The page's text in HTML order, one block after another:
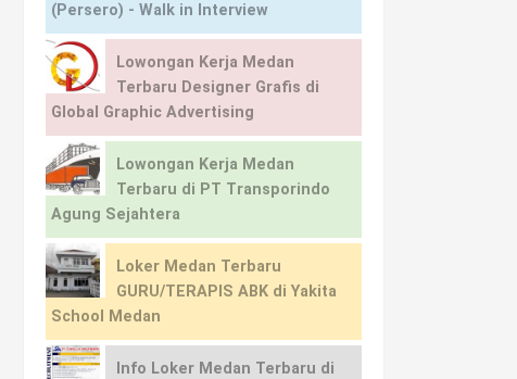
(Persero) - Walk in Interview
Lowongan Kerja Medan
Terbaru Designer Grafis di
Global Graphic Advertising
Lowongan Kerja Medan
Terbaru di PT Transporindo
Agung Sejahtera
Loker Medan Terbaru
GURU/TERAPIS ABK di Yakita
School Medan
Info Loker Medan Terbaru di